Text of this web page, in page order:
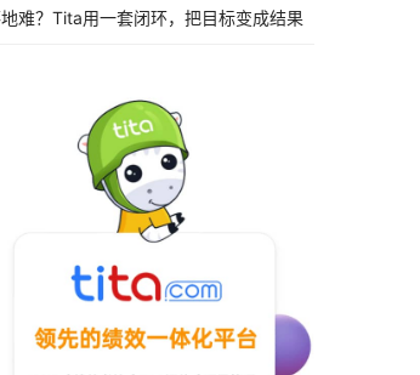
难？Tita用一套闭环，把目标变成结果